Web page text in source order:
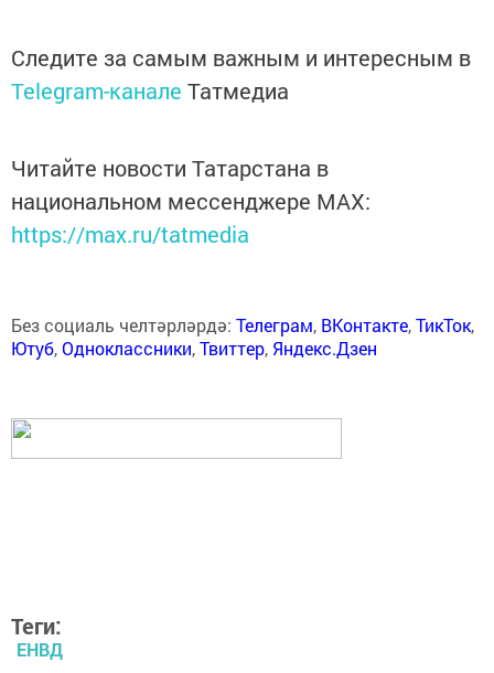
Следите за самым важным и интересным в
Telegram-канале Татмедиа
Читайте новости Татарстана в
национальном мессенджере MАХ:
https://max.ru/tatmedia
Без социаль челтәрләрдә: Телеграм, ВКонтакте,ТикТок,
Ютуб,Одноклассники,Твиттер, Яндекс.Дзен
Теги:
ЕНВД